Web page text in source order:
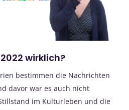
wirklich?
bestimmen die Nachrichten
davor war es auch nicht
im Kulturleben und die